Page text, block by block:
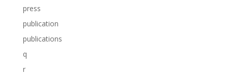
press
publication
publications
q
r